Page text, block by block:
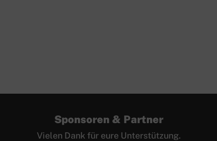
Sponsoren & Partner
Vielen Dank für eure Unterstützung.